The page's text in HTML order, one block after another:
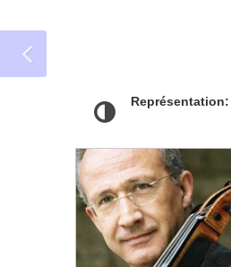
Représentation: